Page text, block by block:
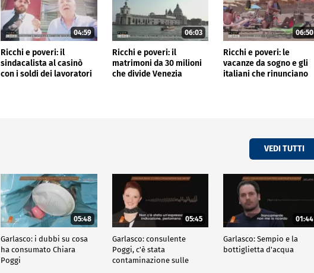
04:59
Ricchi e poveri: il
sindacalista al casinò
con i soldi dei lavoratori
06:03
Ricchi e poveri: il
matrimoni da 30 milioni
che divide Venezia
06:50
Ricchi e poveri: le
vacanze da sogno e gli
italiani che rinunciano
VEDI TUTTI
05:48
Garlasco: i dubbi su cosa
ha consumato Chiara
Poggi
05:45
Garlasco: consulente
Poggi, c'è stata
contaminazione sulle
01:44
Garlasco: Sempio e la
bottiglietta d'acqua